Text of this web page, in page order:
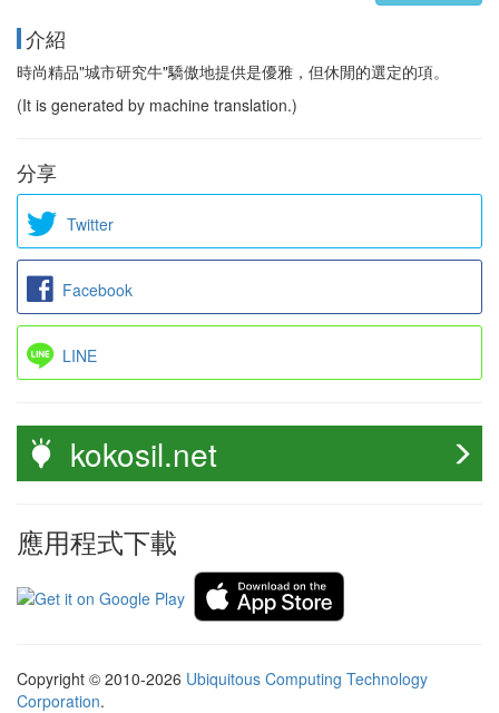
介紹
時尚精品"城市研究牛"驕傲地提供是優雅，但休閒的選定的項。
(It is generated by machine translation.)
分享
Twitter
Facebook
LINE
kokosil.net
應用程式下載
Copyright © 2010-2026 Ubiquitous Computing Technology
Corporation.